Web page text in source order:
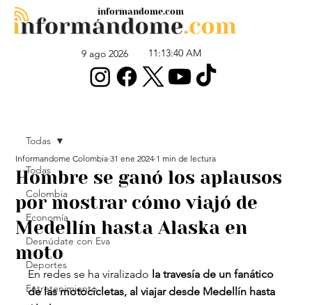
9 ago 2026 11:13:40 AM
informandome.com
Todas
Colombia
Economía
Desnúdate con Eva
Deportes
Entretenimiento
Todas
Hombre se ganó los aplausos
por mostrar cómo viajó de
Medellín hasta Alaska en
moto
Informandome Colombia 31 ene 2024 1 min de lectura
En redes se ha viralizado la travesía de un fanático
de las motocicletas, al viajar desde Medellín hasta